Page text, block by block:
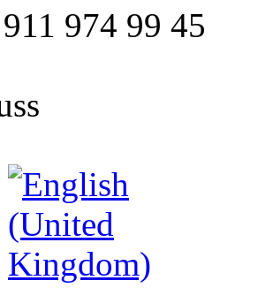
974 99 45